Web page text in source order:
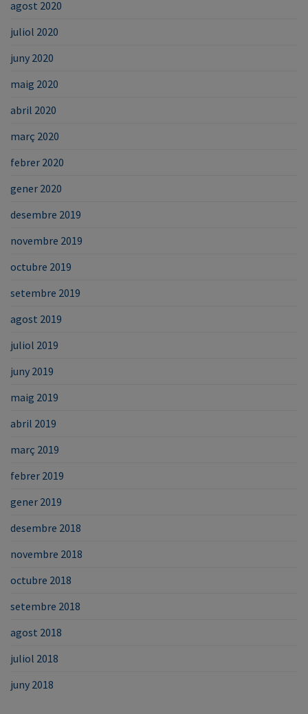
agost 2020
juliol 2020
juny 2020
maig 2020
abril 2020
març 2020
febrer 2020
gener 2020
desembre 2019
novembre 2019
octubre 2019
setembre 2019
agost 2019
juliol 2019
juny 2019
maig 2019
abril 2019
març 2019
febrer 2019
gener 2019
desembre 2018
novembre 2018
octubre 2018
setembre 2018
agost 2018
juliol 2018
juny 2018